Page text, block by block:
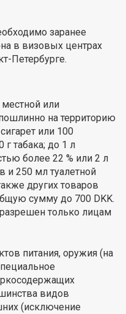
заранее
в визовых центрах
Петербурге.
или
на территорию
или 100
г табака; до 1 л
более 22 % или 2 л
и 250 мл туалетной
других товаров
сумму до 700 DKK.
только лицам
питания, оружия (на
видов
(исключение